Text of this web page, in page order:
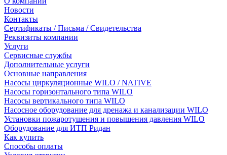
Новости
Контакты
Сертификаты / Письма / Свидетельства
Реквизиты компании
Услуги
Сервисные службы
Дополнительные услуги
Основные направления
Насосы циркуляционные WILO / NATIVE
Насосы горизонтального типа WILO
Насосы вертикального типа WILO
Насосное оборудование для дренажа и канализации WILO
Установки пожаротушения и повышения давления WILO
Оборудование для ИТП Ридан
Как купить
Способы оплаты